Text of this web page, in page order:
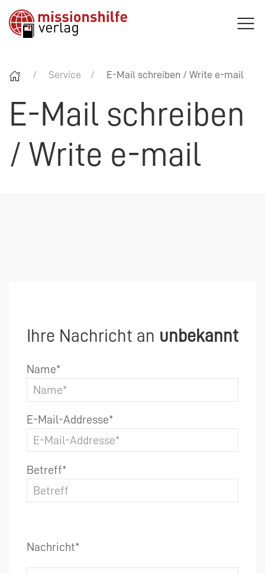
Service E-Mail schreiben / Write e-mail
E-Mail schreiben
/ Write e-mail
Ihre Nachricht an unbekannt
Name*
E-Mail-Addresse*
Betreff*
Nachricht*